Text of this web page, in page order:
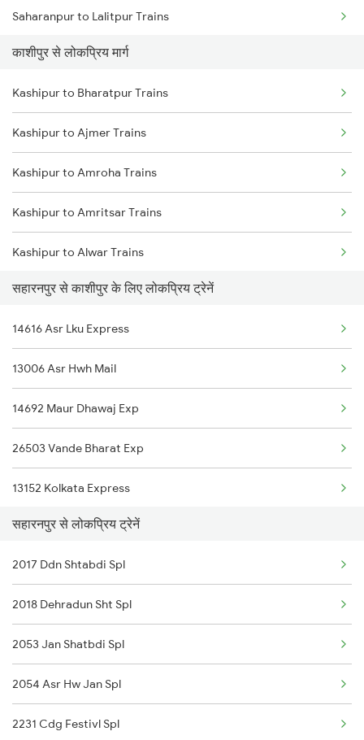
Saharanpur to Lalitpur Trains
Saharanpur to Lalgopalganj Trains
Saharanpur to Lucknow Trains
Saharanpur to Lal Kuan Trains
Saharanpur to Laksar Trains
Saharanpur to Chennai Trains
Saharanpur to Moradabad Trains
काशीपुर से लोकप्रिय मार्ग
Kashipur to Bharatpur Trains
Kashipur to Ajmer Trains
Kashipur to Amroha Trains
Kashipur to Amritsar Trains
Kashipur to Alwar Trains
Kashipur to Beas Trains
Kashipur to Bandikui Trains
Kashipur to Vadodara Trains
Kashipur to Chandigarh Trains
सहारनपुर से काशीपुर के लिए लोकप्रिय ट्रेनें
14616 Asr Lku Express
13006 Asr Hwh Mail
14692 Maur Dhawaj Exp
26503 Vande Bharat Exp
13152 Kolkata Express
12326 Gurumukhi Exp
14242 Nauchandi Exp
15012 Cdg Ljn Express
14650 Saryuyamuna Exp
12238 Begumpura Exp
12232 Cdg Lko Express
सहारनपुर से लोकप्रिय ट्रेनें
2017 Ddn Shtabdi Spl
2018 Dehradun Sht Spl
2053 Jan Shatbdi Spl
2054 Asr Hw Jan Spl
2231 Cdg Festivl Spl